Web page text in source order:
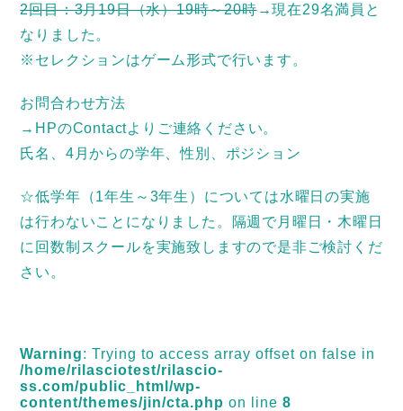
2回目：3月19日（水）19時～20時→現在29名満員と
なりました。
※セレクションはゲーム形式で行います。
お問合わせ方法
→HPのContactよりご連絡ください。
氏名、4月からの学年、性別、ポジション
☆低学年（1年生～3年生）については水曜日の実施
は行わないことになりました。隔週で月曜日・木曜日
に回数制スクールを実施致しますので是非ご検討くだ
さい。
Warning: Trying to access array offset on false in
/home/rilasciotest/rilascio-
ss.com/public_html/wp-
content/themes/jin/cta.php on line8